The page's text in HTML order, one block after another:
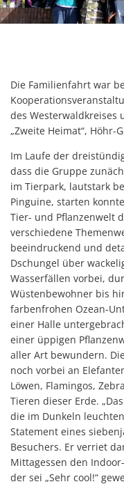
Die Familienfahrt war
des Westerwaldkreises
„Zweite Heimat“, Höhr-
Im Laufe der
dass die Gruppe
im Tierpark, lautstark
Pinguine, starten
Tier- und Pflanzenwelt
verschiedene
beeindruckend und
Dschungel über
Wasserfällen vorbei,
Wüstenbewohner bis
farbenfrohen Ozean-
einer Halle
einer üppigen
aller Art bewundern.
noch vorbei an
Löwen, Flamingos,
Tieren dieser Erde.
die im Dunkeln
Statement eines
Besuchers. Er verriet
Mittagessen den
der sei „Sehr cool!“